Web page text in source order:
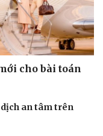
cho bài toán
an tâm trên